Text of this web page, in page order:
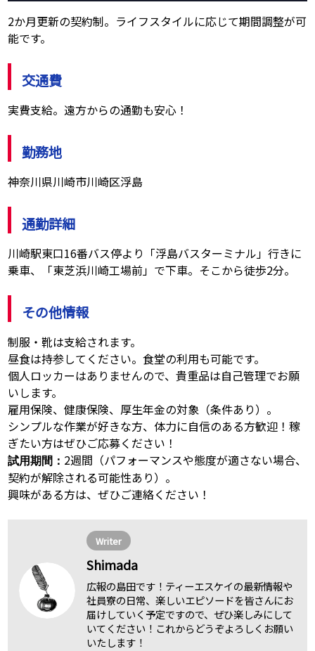
2か月更新の契約制。ライフスタイルに応じて期間調整が可
能です。
交通費
実費支給。遠方からの通勤も安心！
勤務地
神奈川県川崎市川崎区浮島
通勤詳細
川崎駅東口16番バス停より「浮島バスターミナル」行きに
乗車、「東芝浜川崎工場前」で下車。そこから徒歩2分。
その他情報
制服・靴は支給されます。
昼食は持参してください。食堂の利用も可能です。
個人ロッカーはありませんので、貴重品は自己管理でお願
いします。
雇用保険、健康保険、厚生年金の対象（条件あり）。
シンプルな作業が好きな方、体力に自信のある方歓迎！稼
ぎたい方はぜひご応募ください！
試用期間： 2週間（パフォーマンスや態度が適さない場合、
契約が解除される可能性あり）。
興味がある方は、ぜひご連絡ください！
Writer
Shimada
広報の島田です！ティーエスケイの最新情報や
社員寮の日常、楽しいエピソードを皆さんにお
届けしていく予定ですので、ぜひ楽しみにして
いてください！これからどうぞよろしくお願い
いたします！